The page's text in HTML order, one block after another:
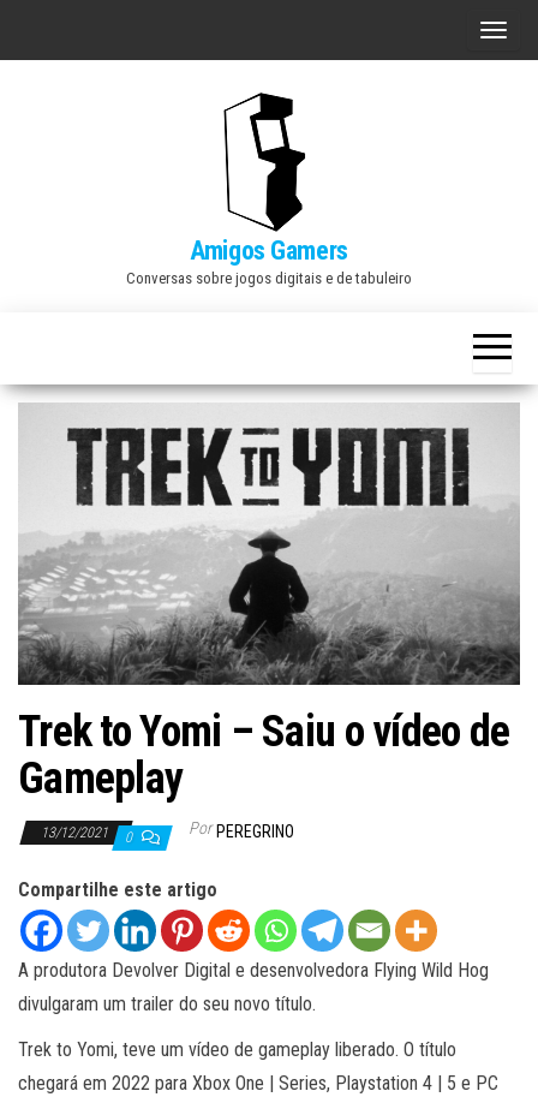
A
a
v
e
ç
Amigos Gamers
Conversas sobre jogos digitais e de tabuleiro
Trek to Yomi – Saiu o vídeo de
Gameplay
13/12/2021 0 Por PEREGRINO
Compartilhe este artigo
A produtora Devolver Digital e desenvolvedora Flying Wild Hog
divulgaram um trailer do seu novo título.
Trek to Yomi, teve um vídeo de gameplay liberado. O título
chegará em 2022 para Xbox One | Series, Playstation 4 | 5 e PC